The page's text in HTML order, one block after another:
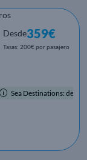
Desde359€
Tasas: 200€ por pasajero
Sea Destinations: